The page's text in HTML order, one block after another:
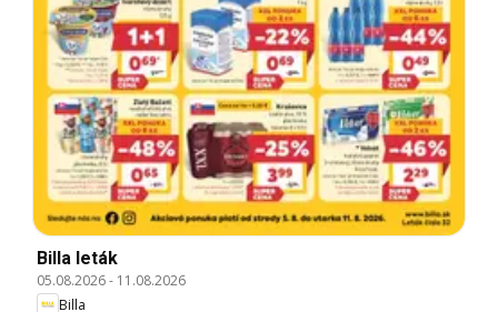
Billa leták
05.08.2026- 11.08.2026
Billa